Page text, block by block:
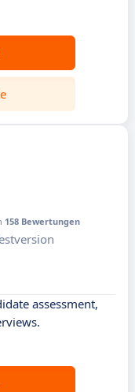
158 Bewertungen
assessment,